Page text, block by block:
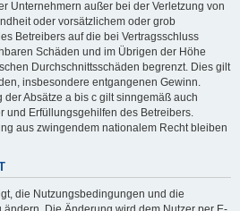
Unternehmern außer bei der Verletzung von
oder vorsätzlichem oder grob
Betreibers auf die bei Vertragsschluss
Schäden und im Übrigen der Höhe
Durchschnittsschäden begrenzt. Dies gilt
insbesondere entgangenen Gewinn.
Absätze a bis c gilt sinngemäß auch
und Erfüllungsgehilfen des Betreibers.
aus zwingendem nationalem Recht bleiben
die Nutzungsbedingungen und die